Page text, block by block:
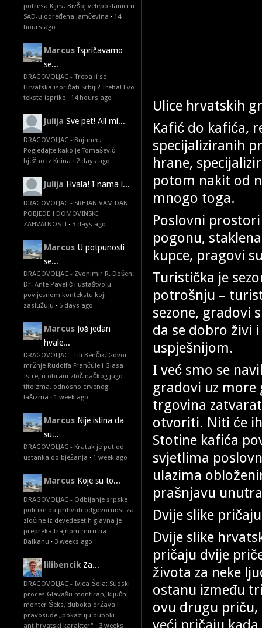
potresa Kijev: Bivšoj veleposlanici u
SAD-u određena jamčevina · 14
hours ago
Marcus Ispričavamo
se...
DRAGOVOLJAC - Treba li se
Hrvatska ispričati Srbiji? Treba! Evo
teksta isprike · 14 hours ago
Julija Sve pet! Ali mi...
DRAGOVOLJAC - Bujanec:
Pogledajte kako je Tomašević
bježao iz Knina · 2 days ago
Julija Hvala! I nama i...
DRAGOVOLJAC - SRETAN VAM DAN
POBJEDE I DOMOVINSKE
ZAHVALNOSTI · 3 days ago
Marcus U potpunosti
se...
DRAGOVOLJAC - Zvonimir R. Došen:
Dr. Ante Pavelić i ustaštvo u
povijesnom kontekstu koji
zaslužuju · 5 days ago
Marcus Još jedan
hvale...
DRAGOVOLJAC - Lili Benčik: Govor
mržnje Rudolfa Frančule i Glasa
Istre, u obrani zločinačkog jugo-
titoizma, odnosno crvenog
fašizma · 1 week ago
Marcus Nije istina da
su...
DRAGOVOLJAC - Kratak je put od
ustanka do bježanja · 1 week ago
Marcus Koje su to...
DRAGOVOLJAC - Odbijanje srpske
politike da prihvati odgovornost za
zločine iz devedesetih glavna je
prepreka trajnom miru na
Balkanu · 3 weeks ago
lilibencik Za...
DRAGOVOLJAC - Ivica Šola: Sudski
proces Glavašu montiran, ključni
monter Šeks, duboka država i
pravosuđe „pokazuju duboki
antihrvatski karakter" · 3 weeks
Ulice hrvatskih
Kafić do kafića,
specijaliziranih
hrane,
potom nakit od
mnogo toga.
Poslovni
pogonu,
kupce, pragovi
Turistička je
potrošnju –
sezone, gradovi
da se dobro živi
uspješnijom.
I već smo se
gradovi uz more
trgovina
otvoriti. Niti će
Stotine kafića
svjetlima
ulazima
prašnjavu
Dvije slike
Dvije slike
pričaju dvije
života za neke
ostanu između
ovu drugu